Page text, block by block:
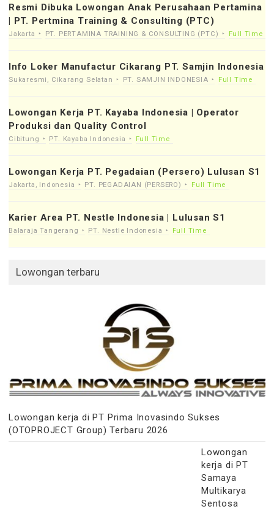
Resmi Dibuka Lowongan Anak Perusahaan Pertamina
| PT. Pertmina Training & Consulting (PTC)
Jakarta PT. PERTAMINA TRAINING & CONSULTING (PTC) Full Time
Info Loker Manufactur Cikarang PT. Samjin Indonesia
Sukaresmi, Cikarang Selatan PT. SAMJIN INDONESIA Full Time
Lowongan Kerja PT. Kayaba Indonesia | Operator
Produksi dan Quality Control
Cibitung PT. Kayaba Indonesia Full Time
Lowongan Kerja PT. Pegadaian (Persero) Lulusan S1
Jakarta, Indonesia PT. PEGADAIAN (PERSERO) Full Time
Karier Area PT. Nestle Indonesia | Lulusan S1
Balaraja Tangerang PT. Nestle Indonesia Full Time
Lowongan terbaru
Lowongan kerja di PT Prima Inovasindo Sukses
(OTOPROJECT Group) Terbaru 2026
Lowongan
kerja di PT
Samaya
Multikarya
Sentosa